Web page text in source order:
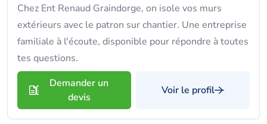
Chez Ent Renaud Graindorge, on isole vos murs
extérieurs avec le patron sur chantier. Une entreprise
familiale à l'écoute, disponible pour répondre à toutes
tes questions.
Demander un
devis
Voir le profil